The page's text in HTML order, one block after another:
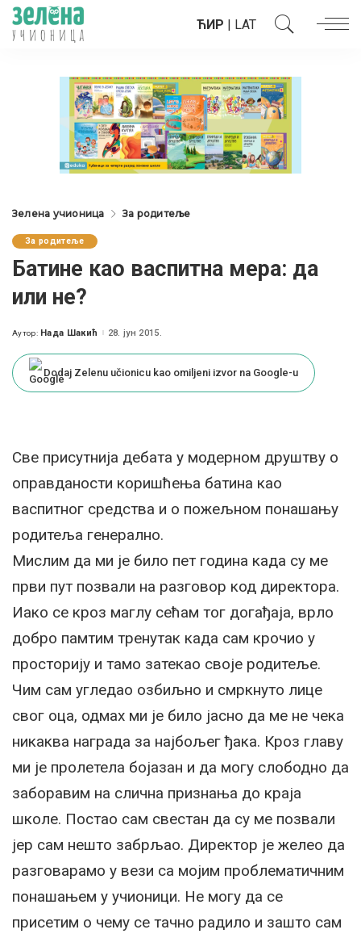
ЋИР | LAT
Зелена учионица За родитеље
За родитеље
Батине као васпитна мера: да
или не?
Posted
Аутор: Нада Шакић 28. јун 2015.
Dodaj Zelenu učionicu kao omiljeni izvor na Google-u
Све присутнија дебата у модерном друштву о
оправданости коришћења батина као
васпитног средства и о пожељном понашању
родитеља генерално.
Мислим да ми је било пет година када су ме
први пут позвали на разговор код директора.
Иако се кроз маглу сећам тог догађаја, врло
добро памтим тренутак када сам крочио у
просторију и тамо затекао своје родитеље.
Чим сам угледао озбиљно и смркнуто лице
свог оца, одмах ми је било јасно да ме не чека
никаква награда за најбољег ђака. Кроз главу
ми је пролетела бојазан и да могу слободно да
заборавим на слична признања до краја
школе. Постао сам свестан да су ме позвали
јер сам нешто забрљао. Директор је желео да
разговарамо у вези са мојим проблематичним
понашањем у учионици. Не могу да се
присетим о чему се тачно радило и зашто сам